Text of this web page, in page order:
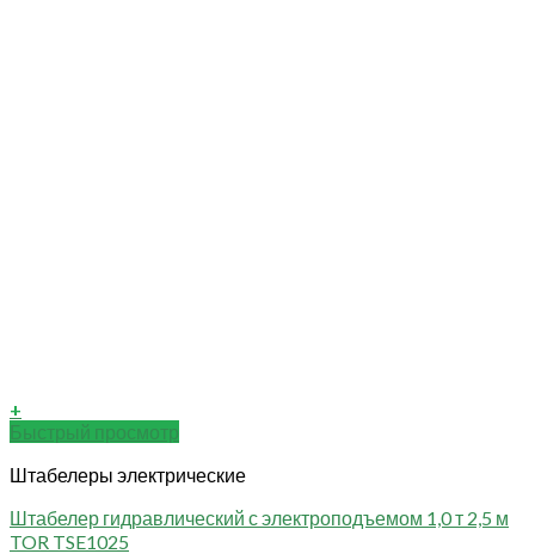
+
Быстрый просмотр
Штабелеры электрические
Штабелер гидравлический с электроподъемом 1,0 т 2,5 м
TOR TSE1025